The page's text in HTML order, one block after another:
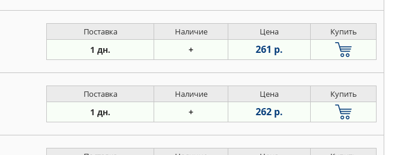
Поставка Наличие Цена Купить
1 дн. + 261 р.
Поставка Наличие Цена Купить
1 дн. + 262 р.